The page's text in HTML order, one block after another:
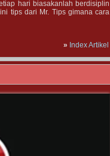
hari biasakanlah berdisiplin
tips dari Mr. Tips gimana cara
» Index Artikel